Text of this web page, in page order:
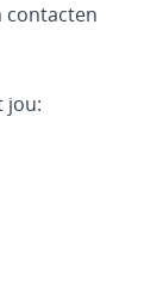
contacten
jou: